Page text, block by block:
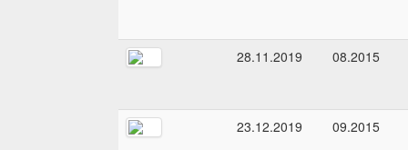
28.11.2019 08.2015
23.12.2019 09.2015